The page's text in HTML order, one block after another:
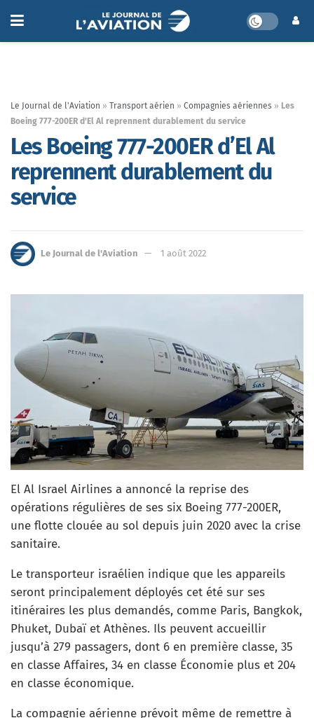
Le Journal de l'Aviation » Transport aérien » Compagnies aériennes » Les
Boeing 777-200ER d’El Al reprennent durablement du service
Les Boeing 777-200ER d’El Al
reprennent durablement du
service
Le Journal de l'Aviation 1 août 2022
El Al Israel Airlines a annoncé la reprise des
opérations régulières de ses six Boeing 777-200ER,
une flotte clouée au sol depuis juin 2020 avec la crise
sanitaire.
Le transporteur israélien indique que les appareils
seront principalement déployés cet été sur ses
itinéraires les plus demandés, comme Paris, Bangkok,
Phuket, Dubaï et Athènes. Ils peuvent accueillir
jusqu’à 279 passagers, dont 6 en première classe, 35
en classe Affaires, 34 en classe Économie plus et 204
en classe économique.
La compagnie aérienne prévoit même de remettre à